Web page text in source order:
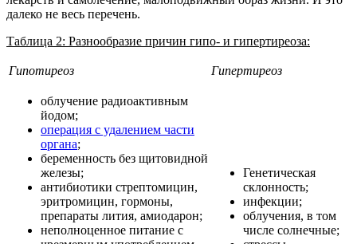
далеко не весь перечень.
Таблица 2: Разнообразие причин гипо- и гипертиреоза:
Гипотиреоз Гипертиреоз
облучение радиоактивным
йодом;
операция с удалением части
органа;
беременность без щитовидной
железы;
антибиотики стрептомицин,
эритромицин, гормоны,
препараты лития, амиодарон;
неполноценное питание с
Генетическая
склонность;
инфекции;
облучения, в том
числе солнечные;